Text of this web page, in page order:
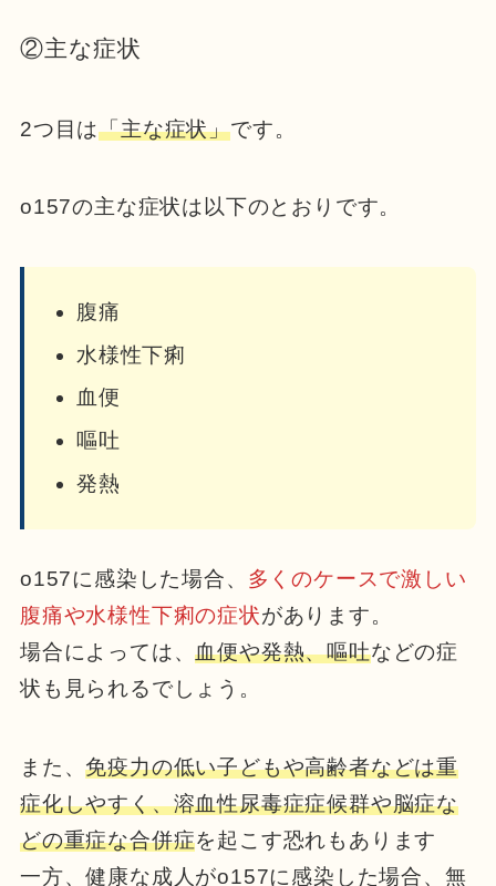
②主な症状
2つ目は「主な症状」です。
o157の主な症状は以下のとおりです。
腹痛
水様性下痢
血便
嘔吐
発熱
o157に感染した場合、 多くのケースで激しい
腹痛や水様性下痢の症状があります。
場合によっては、血便や発熱、嘔吐などの症
状も見られるでしょう。
また、免疫力の低い子どもや高齢者などは重
症化しやすく、溶血性尿毒症症候群や脳症な
どの重症な合併症を起こす恐れもあります
一方、健康な成人がo157に感染した場合、無